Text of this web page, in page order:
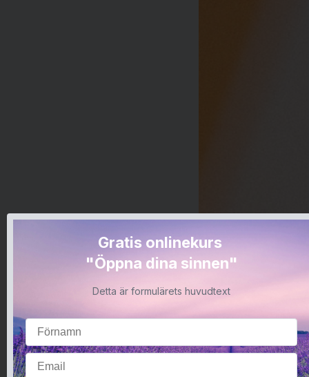
Gratis onlinekurs
"Öppna dina sinnen"
Detta är formulärets huvudtext